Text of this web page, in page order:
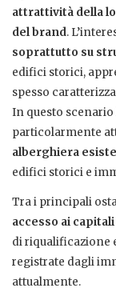
attrattività della
del brand.
soprattutto su
edifici storici,
spesso
In questo
particolarmente
alberghiera
edifici storici e
Tra i principali
accesso ai
di riqualificazione
registrate dagli
attualmente.